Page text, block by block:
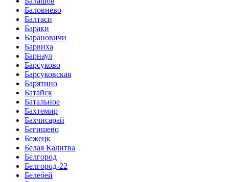
Баловнево
Балтаси
Бараки
Барановичи
Барвиха
Барнаул
Барсуково
Барсуковская
Барятино
Батайск
Батальное
Бахтемир
Бахчисарай
Бегишево
Бежецк
Белая Калитва
Белгород
Белгород-22
Белебей